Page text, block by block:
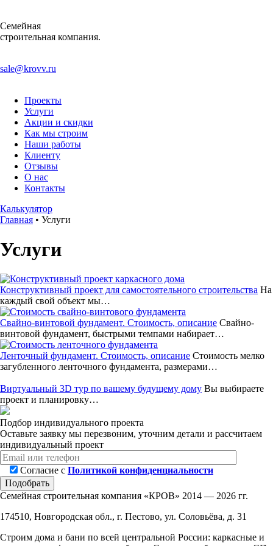
Семейная
строительная компания.
sale@krovv.ru
Проекты
Услуги
Акции и скидки
Как мы строим
Наши работы
Клиенту
Отзывы
О нас
Контакты
Калькулятор
Главная • Услуги
Услуги
Конструктивный проект для самостоятельного строительства На
каждый свой объект мы…
Свайно-винтовой фундамент. Стоимость, описание Свайно-
винтовой фундамент, быстрыми темпами набирает…
Ленточный фундамент. Стоимость, описание Стоимость мелко
загубленного ленточного фундамента, размерами…
Виртуальный 3D тур по вашему будущему дому Вы выбираете
проект и планировку…
Подбор индивидуального проекта
Оставьте заявку мы перезвоним, уточним детали и рассчитаем
индивидуальный проект
Согласие с Политикой конфиденциальности
Подобрать
Семейная строительная компания «КРОВ» 2014 — 2026 гг.
174510, Новгородская обл., г. Пестово, ул. Соловьёва, д. 31
Строим дома и бани по всей центральной России: каркасные и